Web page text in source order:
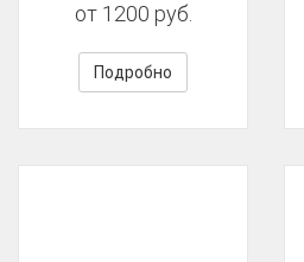
от 1200 руб.
Подробно